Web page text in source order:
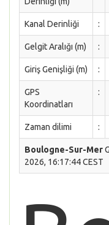
Kanal Derinliği :
Gelgit Aralığı (m) :
Giriş Genişliği (m) :
GPS
Koordinatları
:
Zaman dilimi :
Boulogne-Sur-Mer
2026, 16:17:44 CEST